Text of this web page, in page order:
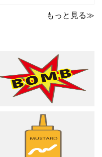
請求書のテンプレートで
のイラストが散りばめら
れた、あたたかくシック
な雰囲気でピアノやリト
ミック、管弦楽器など
もっと見る≫